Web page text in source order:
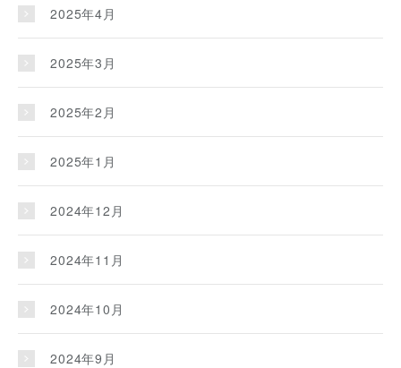
2025年4月
2025年3月
2025年2月
2025年1月
2024年12月
2024年11月
2024年10月
2024年9月